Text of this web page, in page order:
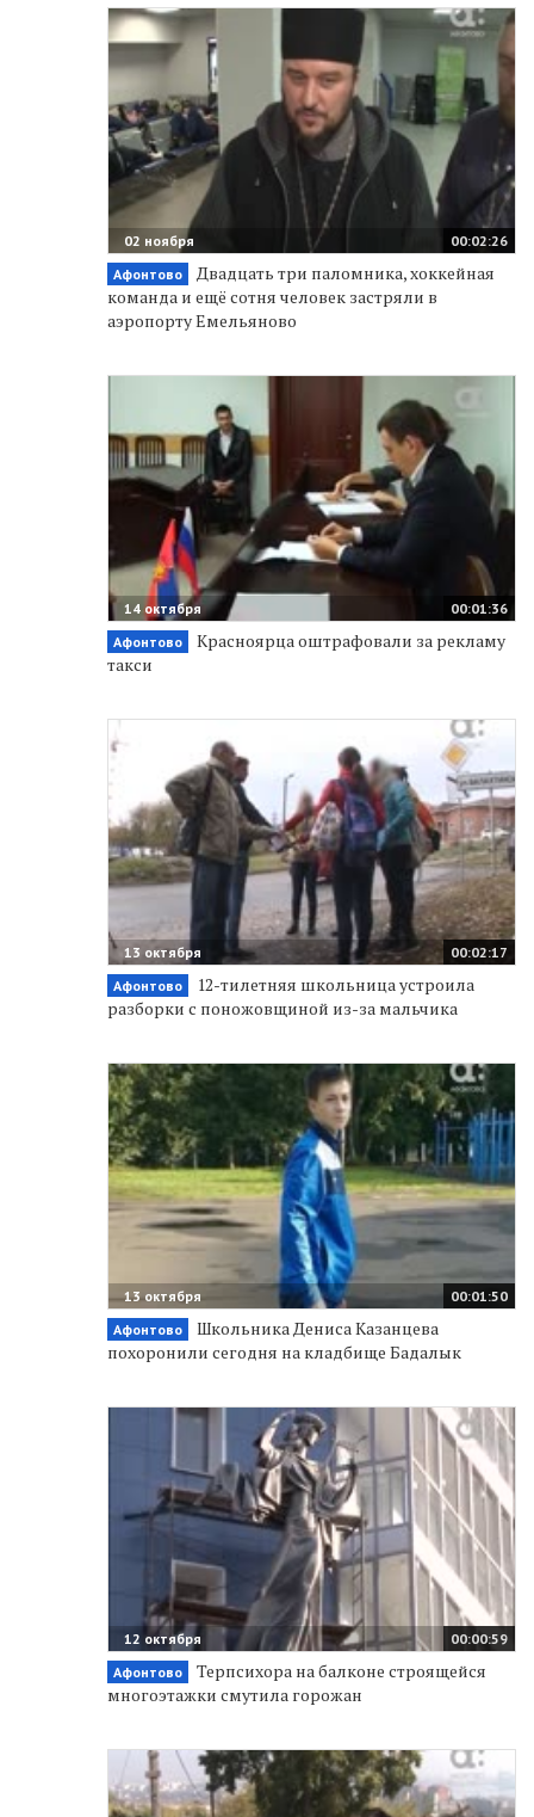
00:02:26
02 ноября
Афонтово
Двадцать три паломника, хоккейная
команда и ещё сотня человек застряли в
аэропорту Емельяново
00:01:36
14 октября
Афонтово
Красноярца оштрафовали за рекламу
такси
00:02:17
13 октября
Афонтово
12-тилетняя школьница устроила
разборки с поножовщиной из-за мальчика
00:01:50
13 октября
Афонтово
Школьника Дениса Казанцева
похоронили сегодня на кладбище Бадалык
00:00:59
12 октября
Афонтово
Терпсихора на балконе строящейся
многоэтажки смутила горожан